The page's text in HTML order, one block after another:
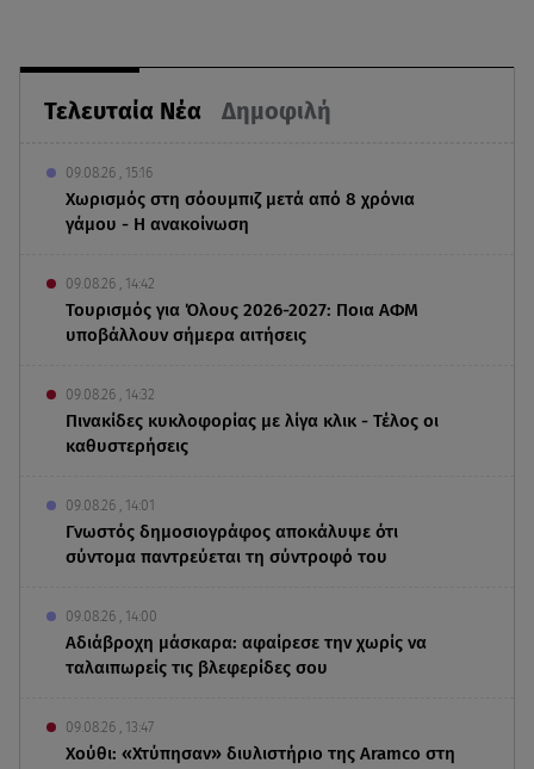
Τελευταία Νέα Δημοφιλή
09.08.26 , 15:16
Χωρισμός στη σόουμπιζ μετά από 8 χρόνια
γάμου - Η ανακοίνωση
09.08.26 , 14:42
Τουρισμός για Όλους 2026-2027: Ποια ΑΦΜ
υποβάλλουν σήμερα αιτήσεις
09.08.26 , 14:32
Πινακίδες κυκλοφορίας με λίγα κλικ - Τέλος οι
καθυστερήσεις
09.08.26 , 14:01
Γνωστός δημοσιογράφος αποκάλυψε ότι
σύντομα παντρεύεται τη σύντροφό του
09.08.26 , 14:00
Αδιάβροχη μάσκαρα: αφαίρεσε την χωρίς να
ταλαιπωρείς τις βλεφερίδες σου
09.08.26 , 13:47
Χούθι: «Χτύπησαν» διυλιστήριο της Aramco στη